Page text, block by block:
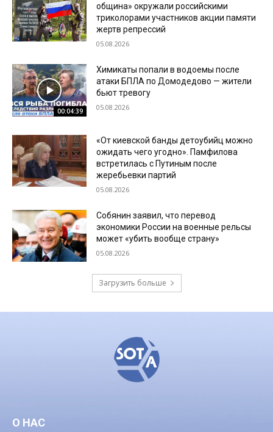
община» окружали российскими
триколорами участников акции памяти
жертв репрессий
05.08.2026
00:04:39
Химикаты попали в водоемы после
атаки БПЛА по Домодедово — жители
бьют тревогу
05.08.2026
«От киевской банды детоубийц можно
ожидать чего угодно». Памфилова
встретилась с Путиным после
жеребьевки партий
05.08.2026
Собянин заявил, что перевод
экономики России на военные рельсы
может «убить вообще страну»
05.08.2026
Загрузить больше
О НАС